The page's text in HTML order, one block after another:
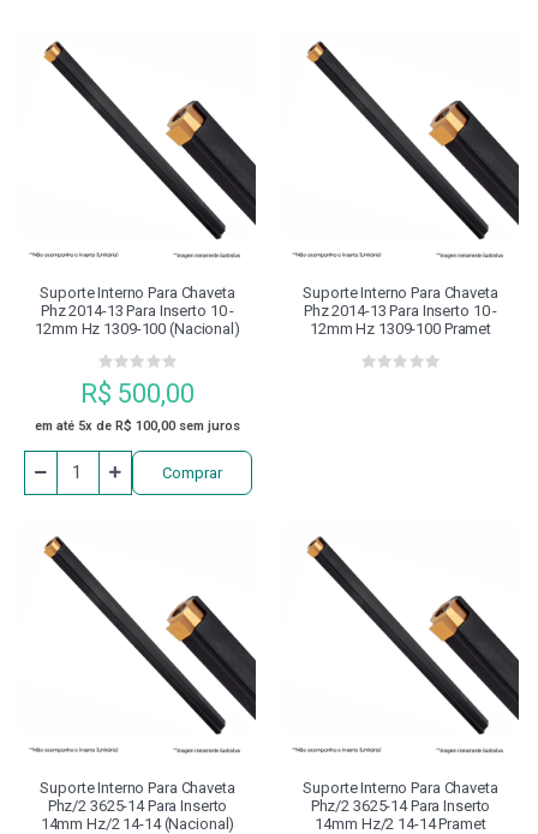
Suporte Interno Para Chaveta
Phz 2014-13 Para Inserto 10 -
12mm Hz 1309-100 (nacional)
R$ 500,00
em até 5x de R$ 100,00 sem juros
Comprar
Suporte Interno Para Chaveta
Phz 2014-13 Para Inserto 10 -
12mm Hz 1309-100 Pramet
Suporte Interno Para Chaveta
Phz/2 3625-14 Para Inserto
14mm Hz/2 14-14 (nacional)
Suporte Interno Para Chaveta
Phz/2 3625-14 Para Inserto
14mm Hz/2 14-14 Pramet